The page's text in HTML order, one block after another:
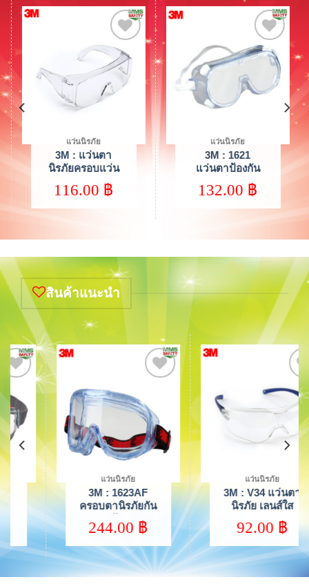
Add to
wishlist
ครอบตานิรภัย
3M : 40661
ครอบตานิรภัย
148.00 ฿
Add to
wishlist
แว่นนิรภัย
3M : 1621
แว่นตาป้องกัน
สารเคมี สายดำ
132.00 ฿
สินค้าแนะนำ
Add to
wishlist
3M : V34 แว่นตา
นิรภัย เลนส์ใส
Goggles Virtua
Sport Asian Fit
92.00฿
Add to
wishlist
3M : SF3701
แว่นตานิรภัย
Goggles
SecureFit, 3700
Series
362.00฿